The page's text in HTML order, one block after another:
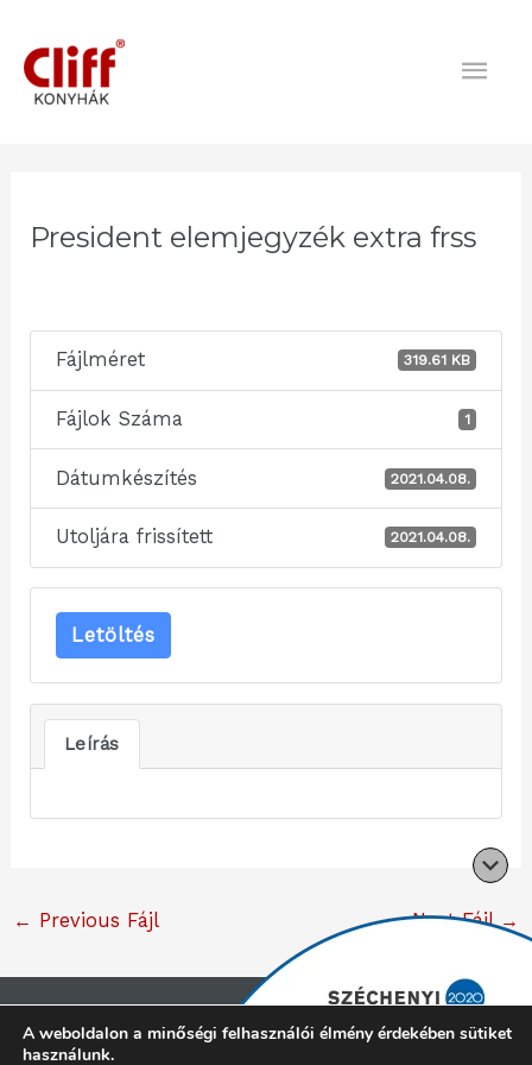
content
President elemjegyzék extra frss
Fájlméret 319.61 KB
Fájlok Száma 1
Dátumkészítés 2021.04.08.
Utoljára frissített 2021.04.08.
Letöltés
Leírás
← Previous Fájl Next Fájl→
Copyright © 2026 Cliff konyhabútor | Minden jog
A weboldalon a minőségi felhasználói élmény érdekében sütiket
használunk.